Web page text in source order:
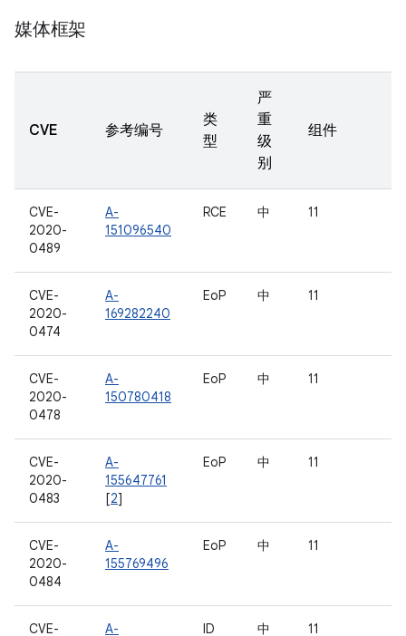
媒体框架
CVE 参考编号
类
型
严
重
级
别
组件
CVE-
2020-
0489
A-
151096540
RCE 中 11
CVE-
2020-
0474
A-
169282240
EoP 中 11
CVE-
2020-
0478
A-
150780418
EoP 中 11
CVE-
2020-
0483
A-
155647761
[2]
EoP 中 11
CVE-
2020-
0484
A-
155769496
EoP 中 11
CVE-
A-
ID 中 11